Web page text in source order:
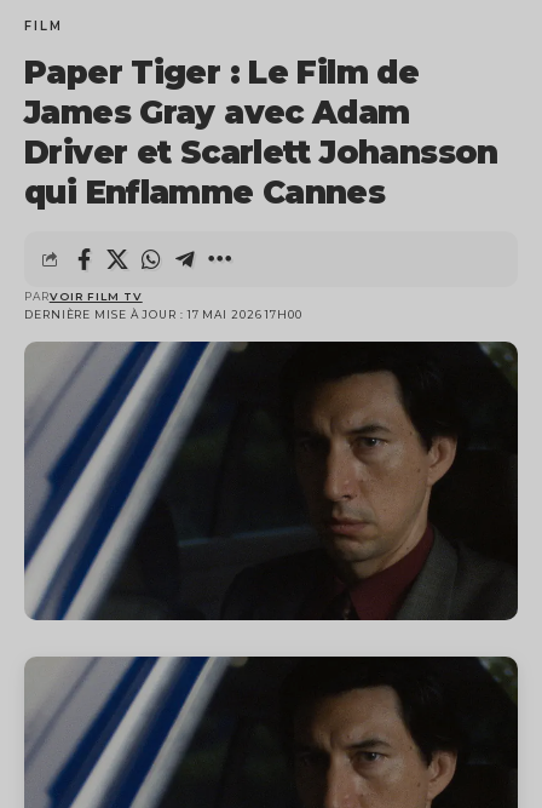
FILM
Paper Tiger : Le Film de
James Gray avec Adam
Driver et Scarlett Johansson
qui Enflamme Cannes
DERNIÈRE MISE À JOUR : 17 MAI 2026 17H00
PARVOIR FILM TV